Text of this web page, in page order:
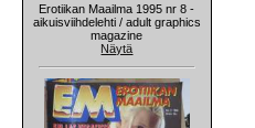
Erotiikan Maailma 1995 nr 8 -
aikuisviihdelehti / adult graphics
magazine
Näytä